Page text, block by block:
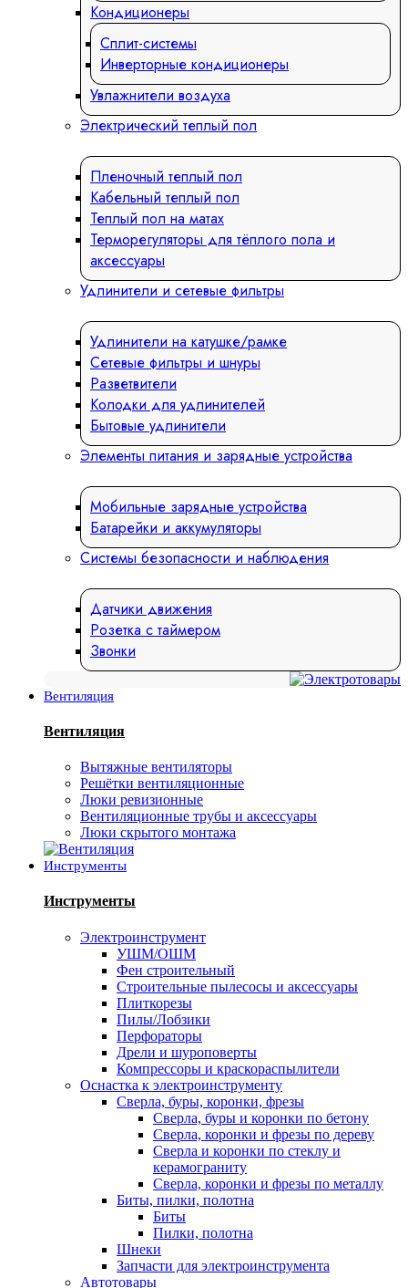
Кондиционеры
Сплит-системы
Инверторные кондиционеры
Увлажнители воздуха
Электрический теплый пол
Пленочный теплый пол
Кабельный теплый пол
Теплый пол на матах
Терморегуляторы для тёплого пола и
аксессуары
Удлинители и сетевые фильтры
Удлинители на катушке/рамке
Сетевые фильтры и шнуры
Разветвители
Колодки для удлинителей
Бытовые удлинители
Элементы питания и зарядные устройства
Мобильные зарядные устройства
Батарейки и аккумуляторы
Системы безопасности и наблюдения
Датчики движения
Розетка с таймером
Звонки
Вентиляция
Вентиляция
Вытяжные вентиляторы
Решётки вентиляционные
Люки ревизионные
Вентиляционные трубы и аксессуары
Люки скрытого монтажа
Инструменты
Инструменты
Электроинструмент
УШМ/ОШМ
Фен строительный
Строительные пылесосы и аксессуары
Плиткорезы
Пилы/Лобзики
Перфораторы
Дрели и шуроповерты
Компрессоры и краскораспылители
Оснастка к электроинструменту
Сверла, буры, коронки, фрезы
Сверла, буры и коронки по бетону
Сверла, коронки и фрезы по дереву
Сверла и коронки по стеклу и
керамограниту
Сверла, коронки и фрезы по металлу
Биты, пилки, полотна
Биты
Пилки, полотна
Шнеки
Запчасти для электроинструмента
Автотовары